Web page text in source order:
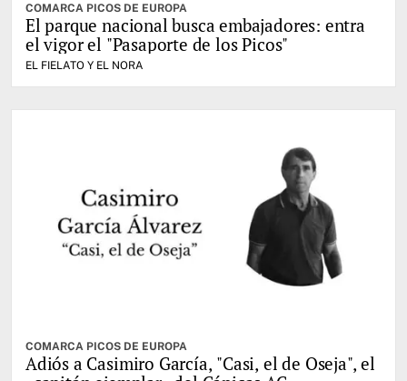
COMARCA PICOS DE EUROPA
El parque nacional busca embajadores: entra
el vigor el "Pasaporte de los Picos"
EL FIELATO Y EL NORA
COMARCA PICOS DE EUROPA
Adiós a Casimiro García, "Casi, el de Oseja", el